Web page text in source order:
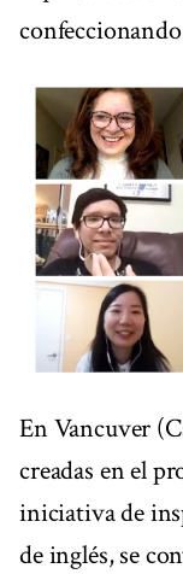
En Vancuver
creadas en el
iniciativa de
de inglés, se